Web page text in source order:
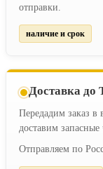
отправки.
наличие и срок
Доставка до
Передадим заказ
доставим запасные
Отправляем по